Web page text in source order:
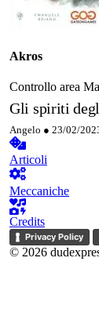
Akros
Controllo area
Gli spiriti
Angelo ● 23/02/
Articoli
Meccaniche
Credits
Privacy Policy
© 2026